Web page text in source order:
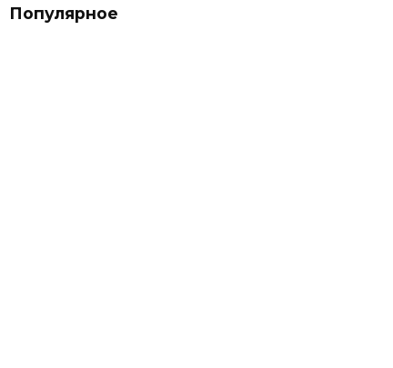
Популярное